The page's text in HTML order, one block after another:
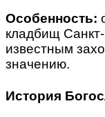
Особенность:
кладбищ
известным
значению.
История